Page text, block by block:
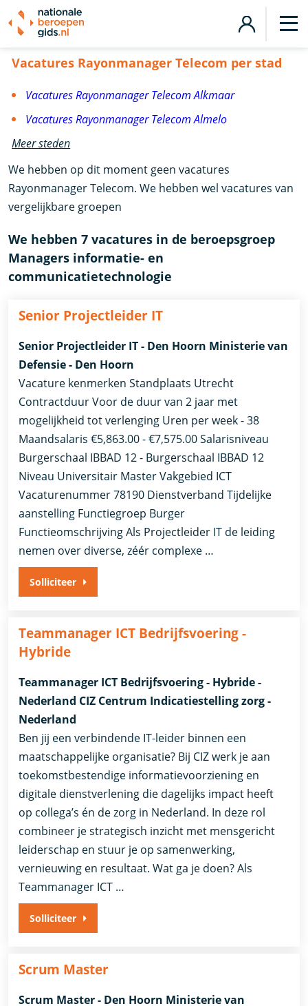
Vacatures Rayonmanager Telecom
Vacatures Rayonmanager Telecom per stad
Vacatures Rayonmanager Telecom Alkmaar
Vacatures Rayonmanager Telecom Almelo
Meer steden
We hebben op dit moment geen vacatures
Rayonmanager Telecom. We hebben wel vacatures van
vergelijkbare groepen
We hebben 7 vacatures in de beroepsgroep
Managers informatie- en
communicatietechnologie
Senior Projectleider IT
Senior Projectleider IT - Den Hoorn Ministerie van
Defensie - Den Hoorn
Vacature kenmerken Standplaats Utrecht
Contractduur Voor de duur van 2 jaar met
mogelijkheid tot verlenging Uren per week - 38
Maandsalaris €5,863.00 - €7,575.00 Salarisniveau
Burgerschaal IBBAD 12 - Burgerschaal IBBAD 12
Niveau Universitair Master Vakgebied ICT
Vacaturenummer 78190 Dienstverband ​Tijdelijke
aanstelling​ Functiegroep Burger
Functieomschrijving Als Projectleider IT de leiding
nemen over diverse, zéér complexe …
Solliciteer
Teammanager ICT Bedrijfsvoering -
Hybride
Teammanager ICT Bedrijfsvoering - Hybride -
Nederland CIZ Centrum Indicatiestelling zorg -
Nederland
Ben jij een verbindende IT-leider binnen een
maatschappelijke organisatie? Bij CIZ werk je aan
toekomstbestendige informatievoorziening en
digitale dienstverlening die dagelijks impact heeft
op collega’s én de zorg in Nederland. In deze rol
combineer je strategisch inzicht met mensgericht
leiderschap en stuur je op samenwerking,
vernieuwing en resultaat. Wat ga je doen? Als
Teammanager ICT …
Solliciteer
Scrum Master
Scrum Master - Den Hoorn Ministerie van